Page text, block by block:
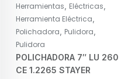
Herramientas Eléctricas
Herramienta Eléctrica
Polichadora Pulidora
Pulidora
POLICHADORA 7″ LU 260
CE 1.2265 STAYER